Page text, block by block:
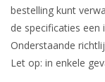
bestelling kunt
de specificaties een
Onderstaande
Let op: in enkele